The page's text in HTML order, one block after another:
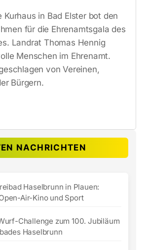
Kurhaus in Bad Elster bot den
für die Ehrenamtsgala des
Landrat Thomas Hennig
Menschen im Ehrenamt.
von Vereinen,
Bürgern.
NACHRICHTEN
Haselbrunn in Plauen:
Air-Kino und Sport
Challenge zum 100. Jubiläum
Haselbrunn